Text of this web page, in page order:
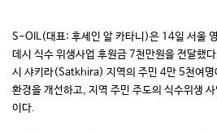
S-OIL(대표: 후세인 알 카타니)은 14일 서울
데시 식수 위생사업 후원금 7천만원을 전달했
시 샤키라(Satkhira) 지역의 주민 4만 5천여명
환경을 개선하고, 지역 주민 주도의 식수위생
이다.